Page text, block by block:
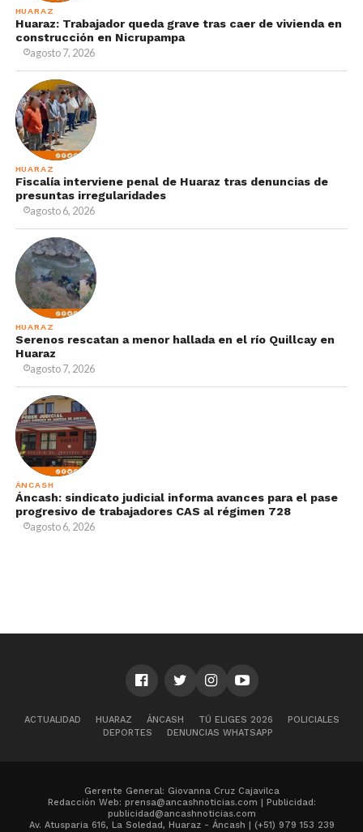
HUARAZ
Huaraz: Trabajador queda grave tras caer de vivienda en
construcción en Nicrupampa
agosto 7, 2026
HUARAZ
Fiscalía interviene penal de Huaraz tras denuncias de
presuntas irregularidades
agosto 6, 2026
HUARAZ
Serenos rescatan a menor hallada en el río Quillcay en
Huaraz
agosto 7, 2026
ÁNCASH
Áncash: sindicato judicial informa avances para el pase
progresivo de trabajadores CAS al régimen 728
agosto 6, 2026
ACTUALIDAD HUARAZ ÁNCASH TÚ ELIGES 2026
POLICIALES
DEPORTES
DENUNCIAS WHATSAPP
Gerente General: Giovanna Cruz Cajavilca
Redacción Web: prensa@ancashnoticias.com | Publicidad:
publicidad@ancashnoticias.com
Av. Atusparia 616, La Soledad, Huaraz - Áncash | (+51) 979 153 239